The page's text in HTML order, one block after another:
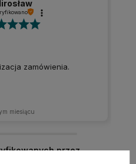
zamówienia.
miesiącu
przez